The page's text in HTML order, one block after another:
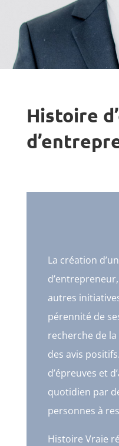
Histoire
La création
autres
pérennité de
recherche de
des avis
d’épreuves et
quotidien par
personnes à
Histoire Vraie